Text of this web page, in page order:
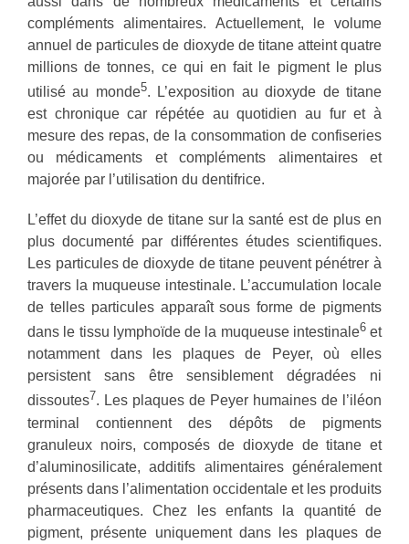
compléments alimentaires. Actuellement, le volume
annuel de particules de dioxyde de titane atteint quatre
millions de tonnes, ce qui en fait le pigment le plus
utilisé au monde5. L’exposition au dioxyde de titane
est chronique car répétée au quotidien au fur et à
mesure des repas, de la consommation de confiseries
ou médicaments et compléments alimentaires et
majorée par l’utilisation du dentifrice.
L’effet du dioxyde de titane sur la santé est de plus en
plus documenté par différentes études scientifiques.
Les particules de dioxyde de titane peuvent pénétrer à
travers la muqueuse intestinale. L’accumulation locale
de telles particules apparaît sous forme de pigments
dans le tissu lymphoïde de la muqueuse intestinale6et
notamment dans les plaques de Peyer, où elles
persistent sans être sensiblement dégradées ni
dissoutes7. Les plaques de Peyer humaines de l’iléon
terminal contiennent des dépôts de pigments
granuleux noirs, composés de dioxyde de titane et
d’aluminosilicate, additifs alimentaires généralement
présents dans l’alimentation occidentale et les produits
pharmaceutiques. Chez les enfants la quantité de
pigment, présente uniquement dans les plaques de